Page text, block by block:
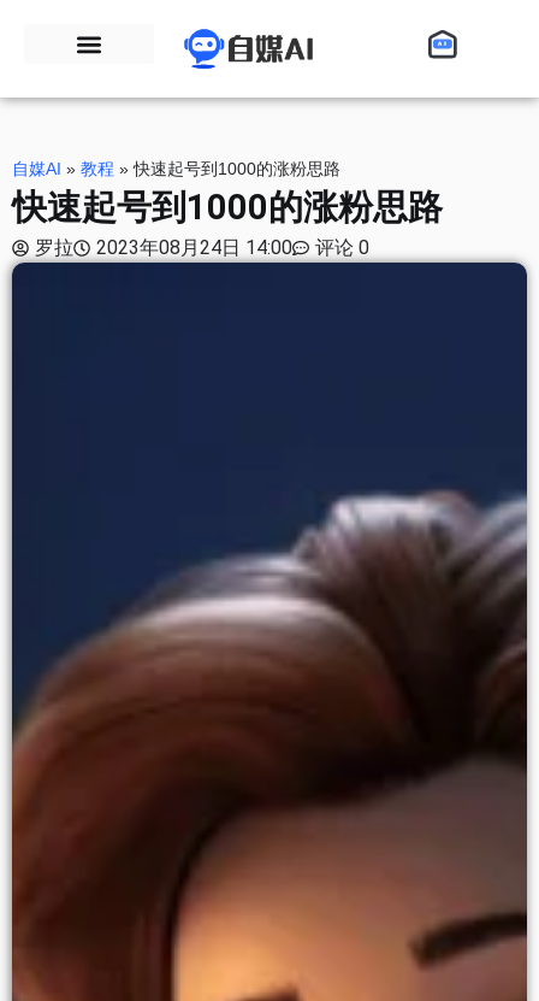
自媒AI » 教程 »快速起号到1000的涨粉思路
快速起号到1000的涨粉思路
罗拉 2023年08月24日 14:00 评论 0